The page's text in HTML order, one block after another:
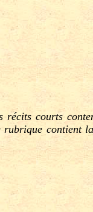
récits courts
contient